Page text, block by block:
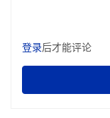
登录后才能评论